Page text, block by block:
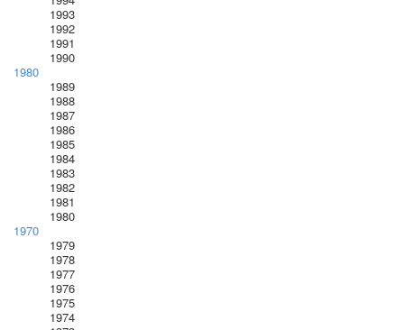
1993
1992
1991
1990
1980
1989
1988
1987
1986
1985
1984
1983
1982
1981
1980
1970
1979
1978
1977
1976
1975
1974